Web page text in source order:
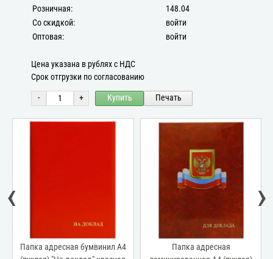
Розничная:
148.04
Со скидкой:
войти
Оптовая:
войти
Цена указана в рублях с НДС
Срок отгрузки по согласованию
- + Купить Печать
Папка адресная бумвинил А4
Папка адресная
‹ ›